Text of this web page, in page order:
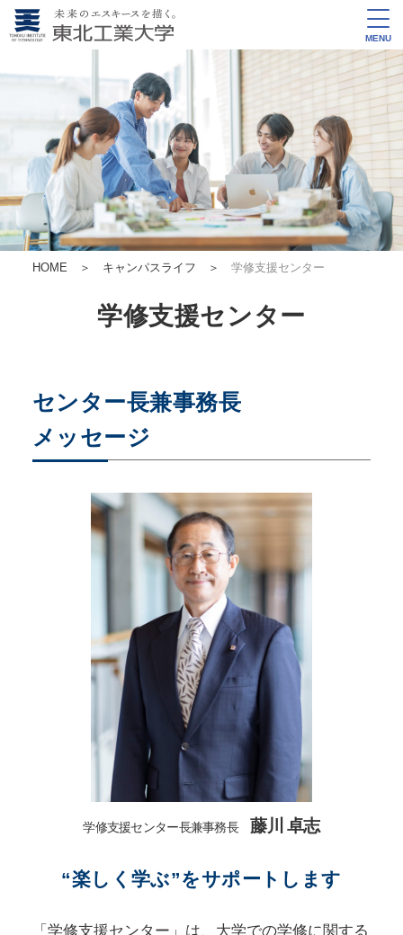
MENU
HOME ＞ キャンパスライフ ＞ 学修支援センター
学修支援センター
センター長兼事務長
メッセージ
学修支援センター長兼事務長 藤川 卓志
“楽しく学ぶ”をサポートします
「学修支援センター」は、大学での学修に関する